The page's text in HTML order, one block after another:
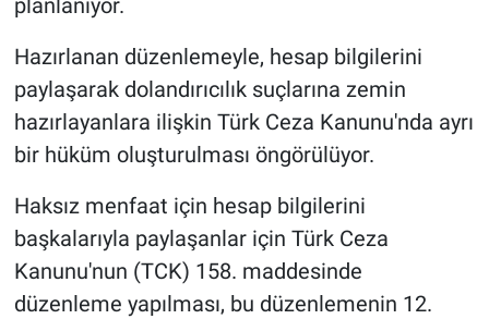
planlanıyor.
Hazırlanan düzenlemeyle, hesap bilgilerini
paylaşarak dolandırıcılık suçlarına zemin
hazırlayanlara ilişkin Türk Ceza Kanunu'nda ayrı
bir hüküm oluşturulması öngörülüyor.
Haksız menfaat için hesap bilgilerini
başkalarıyla paylaşanlar için Türk Ceza
Kanunu'nun (TCK) 158. maddesinde
düzenleme yapılması, bu düzenlemenin 12.